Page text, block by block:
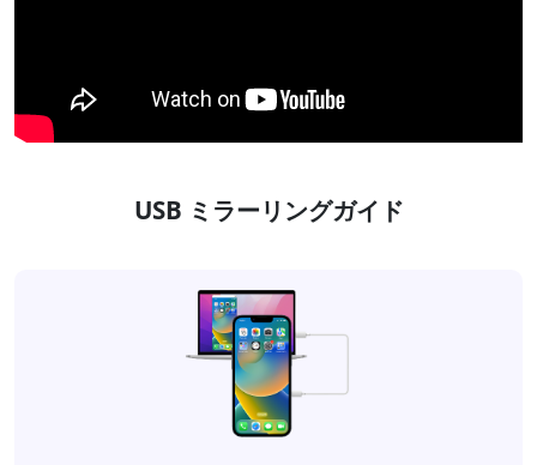
USB ミラーリングガイド